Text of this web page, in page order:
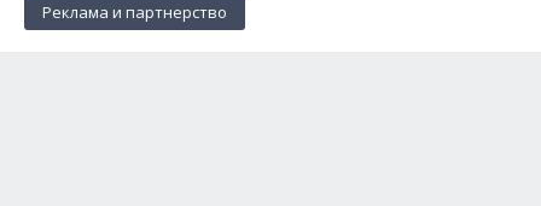
Реклама и партнерство